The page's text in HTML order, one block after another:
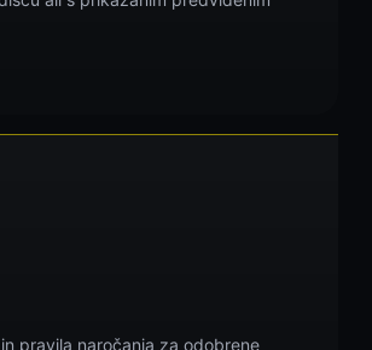
pravila naročanja za odobrene